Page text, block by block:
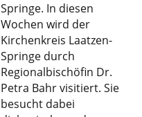
Springe. In diesen
Wochen wird der
Kirchenkreis Laatzen-
Springe durch
Regionalbischöfin Dr.
Petra Bahr visitiert. Sie
besucht dabei